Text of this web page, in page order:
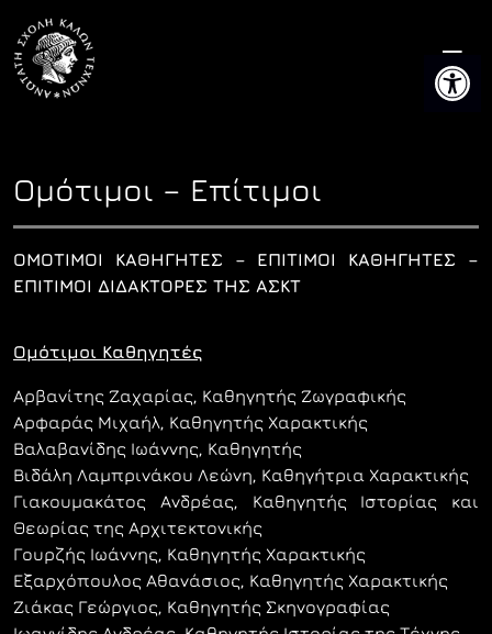
content
Ομότιμοι – Επίτιμοι
ΟΜΟΤΙΜΟΙ ΚΑΘΗΓΗΤΕΣ – ΕΠΙΤΙΜΟΙ ΚΑΘΗΓΗΤΕΣ –
ΕΠΙΤΙΜΟΙ ΔΙΔΑΚΤΟΡΕΣ ΤΗΣ ΑΣΚΤ
Ομότιμοι Καθηγητές
Αρβανίτης Ζαχαρίας, Καθηγητής Ζωγραφικής
Αρφαράς Μιχαήλ, Καθηγητής Χαρακτικής
Βαλαβανίδης Ιωάννης, Καθηγητής
Bιδάλη Λαμπρινάκου Λεώνη, Καθηγήτρια Χαρακτικής
Γιακουμακάτος Ανδρέας, Καθηγητής Ιστορίας και
Θεωρίας της Αρχιτεκτονικής
Γουρζής Ιωάννης, Καθηγητής Χαρακτικής
Εξαρχόπουλος Αθανάσιος, Καθηγητής Χαρακτικής
Ζιάκας Γεώργιος, Καθηγητής Σκηνογραφίας